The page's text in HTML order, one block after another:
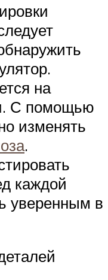
на
С помощью
изменять
.
каждой
уверенным в